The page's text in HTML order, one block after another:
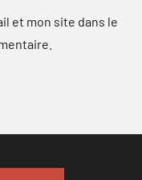
et mon site dans le